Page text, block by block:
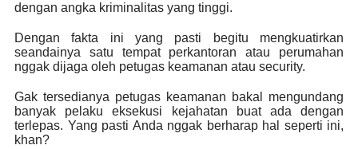
dengan angka kriminalitas yang tinggi.
Dengan fakta ini yang pasti begitu mengkuatirkan
seandainya satu tempat perkantoran atau perumahan
nggak dijaga oleh petugas keamanan atau security.
Gak tersedianya petugas keamanan bakal mengundang
banyak pelaku eksekusi kejahatan buat ada dengan
terlepas. Yang pasti Anda nggak berharap hal seperti ini,
khan?